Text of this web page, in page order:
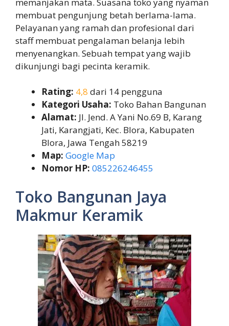
membuat pengunjung betah berlama-lama.
Pelayanan yang ramah dan profesional dari
staff membuat pengalaman belanja lebih
menyenangkan. Sebuah tempat yang wajib
dikunjungi bagi pecinta keramik.
Rating: 4,8 dari 14 pengguna
Kategori Usaha: Toko Bahan Bangunan
Alamat: Jl. Jend. A Yani No.69 B, Karang
Jati, Karangjati, Kec. Blora, Kabupaten
Blora, Jawa Tengah 58219
Map: Google Map
Nomor HP: 085226246455
Toko Bangunan Jaya
Makmur Keramik